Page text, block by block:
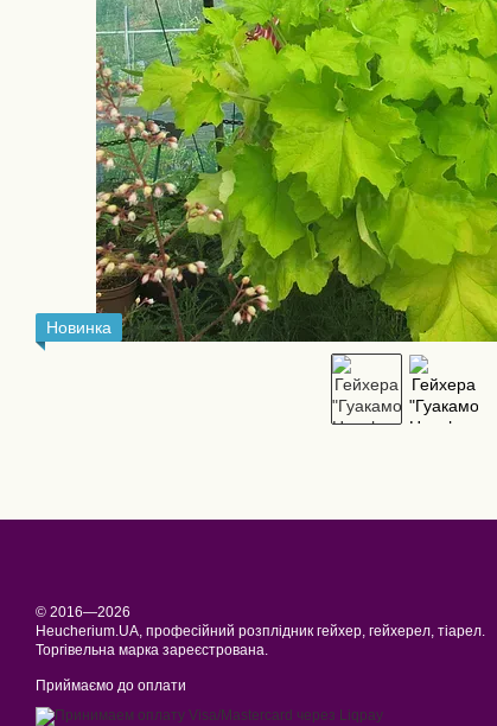
Новинка
© 2016—2026
Heucherium.UA, професійний розплідник гейхер, гейхерел, тіарел.
Торгівельна марка зареєстрована.
Приймаємо до оплати